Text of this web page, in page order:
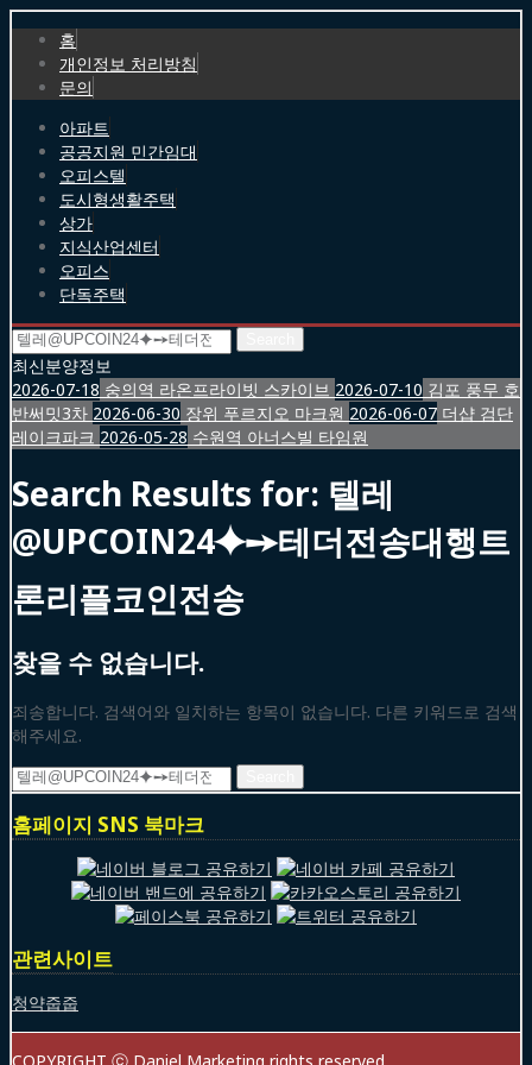
홈
개인정보 처리방침
문의
아파트
공공지원 민간임대
오피스텔
도시형생활주택
상가
지식산업센터
오피스
단독주택
Search
for:
최신분양정보
2026-07-18 숭의역 라온프라이빗 스카이브 2026-07-10 김포 풍무 호
반써밋3차 2026-06-30 장위 푸르지오 마크원 2026-06-07 더샵 검단
레이크파크 2026-05-28 수원역 아너스빌 타임원
Search Results for: 텔레
@UPCOIN24⯌➙테더전송대행트
론리플코인전송
찾을 수 없습니다.
죄송합니다. 검색어와 일치하는 항목이 없습니다. 다른 키워드로 검색
해주세요.
Search
for:
홈페이지 SNS 북마크
관련사이트
청약줍줍